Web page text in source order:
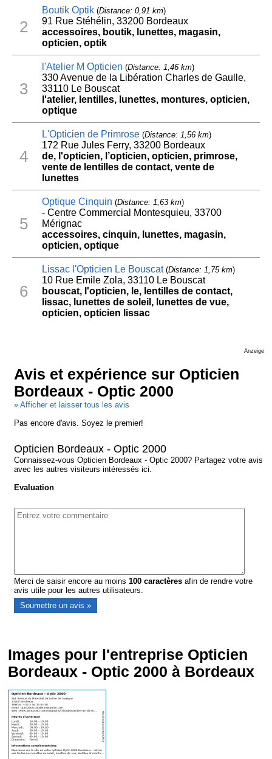
2
Boutik Optik(Distance: 0,91 km)
91 Rue Stéhélin, 33200 Bordeaux
accessoires, boutik, lunettes, magasin,
opticien, optik
3
l'Atelier M Opticien (Distance: 1,46 km)
330 Avenue de la Libération Charles de Gaulle,
33110 Le Bouscat
l'atelier, lentilles, lunettes, montures, opticien,
optique
4
L'Opticien de Primrose(Distance: 1,56 km)
172 Rue Jules Ferry, 33200 Bordeaux
de, l'opticien, l’opticien, opticien, primrose,
vente de lentilles de contact, vente de
lunettes
5
Optique Cinquin (Distance: 1,63 km)
- Centre Commercial Montesquieu, 33700
Mérignac
accessoires, cinquin, lunettes, magasin,
opticien, optique
6
Lissac l'Opticien Le Bouscat(Distance: 1,75 km)
10 Rue Emile Zola, 33110 Le Bouscat
bouscat, l'opticien, le, lentilles de contact,
lissac, lunettes de soleil, lunettes de vue,
opticien, opticien lissac
Anzeige
Avis et expérience sur Opticien
Bordeaux - Optic 2000
» Afficher et laisser tous les avis
Pas encore d'avis. Soyez le premier!
Opticien Bordeaux - Optic 2000
Connaissez-vous Opticien Bordeaux - Optic 2000? Partagez votre avis
avec les autres visiteurs intéressés ici.
Evaluation
Merci de saisir encore au moins100 caractères afin de rendre votre
avis utile pour les autres utilisateurs.
Images pour l'entreprise Opticien
Bordeaux - Optic 2000 à Bordeaux